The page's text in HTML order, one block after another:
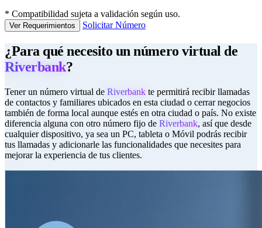
* Compatibilidad sujeta a validación según uso.
Ver Requerimientos Solicitar Número
¿Para qué necesito un número virtual de
Riverbank?
Tener un número virtual de Riverbank te permitirá recibir llamadas
de contactos y familiares ubicados en esta ciudad o cerrar negocios
también de forma local aunque estés en otra ciudad o país. No existe
diferencia alguna con otro número fijo de Riverbank, así que desde
cualquier dispositivo, ya sea un PC, tableta o Móvil podrás recibir
tus llamadas y adicionarle las funcionalidades que necesites para
mejorar la experiencia de tus clientes.